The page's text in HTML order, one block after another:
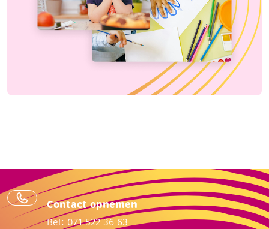
Contact opnemen
Bel: 071 522 36 63